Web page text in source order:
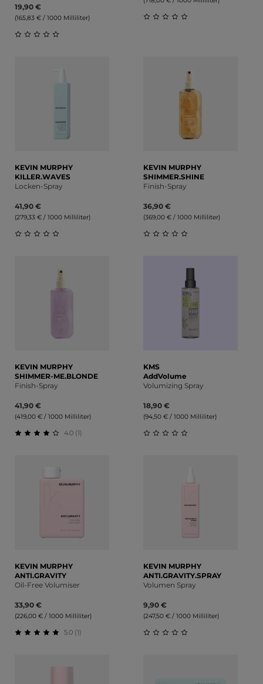
19,90 €
(165,83 € / 1000 Milliliter)
KEVIN MURPHY
KILLER.WAVES
Locken-Spray
41,90 €
(279,33 € / 1000 Milliliter)
KEVIN MURPHY
SHIMMER.SHINE
Finish-Spray
36,90 €
(369,00 € / 1000 Milliliter)
KEVIN MURPHY
SHIMMER-ME.BLONDE
Finish-Spray
41,90 €
(419,00 € / 1000 Milliliter)
4.0 (1)
KMS
AddVolume
Volumizing Spray
18,90 €
(94,50 € / 1000 Milliliter)
KEVIN MURPHY
ANTI.GRAVITY
Oil-Free Volumiser
33,90 €
(226,00 € / 1000 Milliliter)
5.0 (1)
KEVIN MURPHY
ANTI.GRAVITY.SPRAY
Volumen Spray
9,90 €
(247,50 € / 1000 Milliliter)